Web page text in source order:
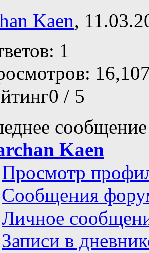
Kaen,
1
/ 5
Kaen
Просмотр
Сообщения
Личное
Записи в